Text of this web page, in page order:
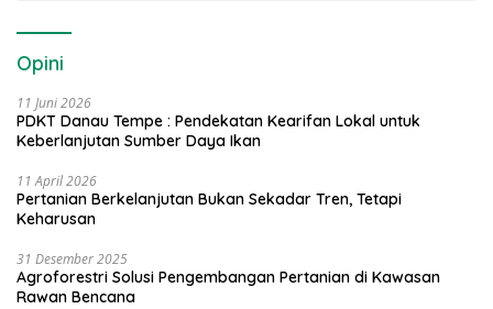
Opini
11 Juni 2026
PDKT Danau Tempe : Pendekatan Kearifan Lokal untuk
Keberlanjutan Sumber Daya Ikan
11 April 2026
Pertanian Berkelanjutan Bukan Sekadar Tren, Tetapi
Keharusan
31 Desember 2025
Agroforestri Solusi Pengembangan Pertanian di Kawasan
Rawan Bencana